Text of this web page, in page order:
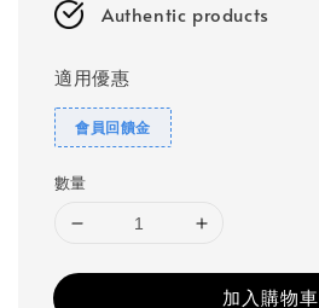
Authentic products
適用優惠
會員回饋金
數量
加入購物車